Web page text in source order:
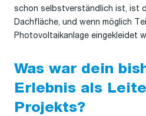
schon selbstverständlich ist, ist
Dachfläche, und wenn möglich
Photovoltaikanlage eingekleidet
Was war dein
Erlebnis als
Projekts?